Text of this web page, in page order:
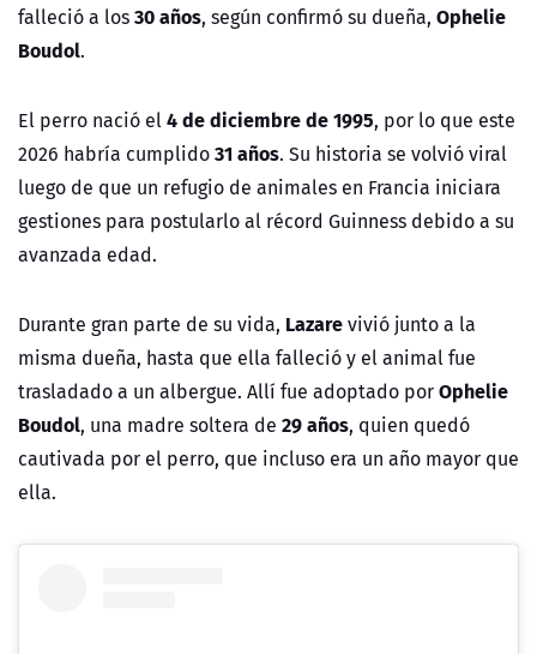
falleció a los30 años, según confirmó su dueña, Ophelie
Boudol.
El perro nació el4 de diciembre de 1995, por lo que este
2026 habría cumplido31 años. Su historia se volvió viral
luego de que un refugio de animales en Francia iniciara
gestiones para postularlo al récord Guinness debido a su
avanzada edad.
Durante gran parte de su vida, Lazarevivió junto a la
misma dueña, hasta que ella falleció y el animal fue
trasladado a un albergue. Allí fue adoptado porOphelie
Boudol, una madre soltera de 29 años, quien quedó
cautivada por el perro, que incluso era un año mayor que
ella.